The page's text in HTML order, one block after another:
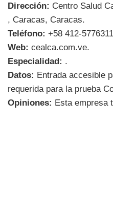
Dirección: Centro Salud
, Caracas, Caracas.
Teléfono: +58 412-
Web: cealca.com.ve.
Especialidad: .
Datos: Entrada accesible
requerida para la prueba
Opiniones: Esta empresa